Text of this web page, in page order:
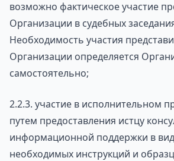
возможно фактическое участие
Организации в судебных
Необходимость участия
Организации определяется
самостоятельно;
2.2.3. участие в исполнительном
путем предоставления истцу
информационной поддержки в
необходимых инструкций и